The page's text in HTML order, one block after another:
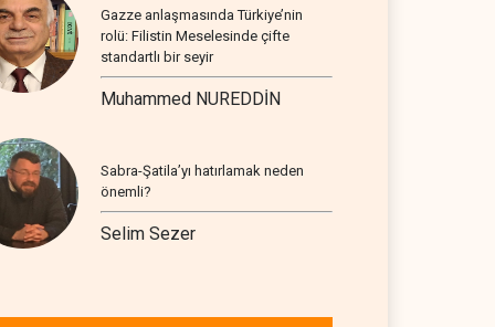
Gazze anlaşmasında Türkiye’nin
rolü: Filistin Meselesinde çifte
standartlı bir seyir
Muhammed NUREDDİN
Sabra-Şatila’yı hatırlamak neden
önemli?
Selim Sezer